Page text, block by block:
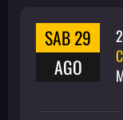
SAB 29
AGO